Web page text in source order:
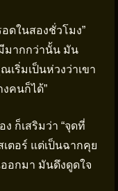
ดในสองชั่วโมง”
มากกว่านั้น มัน
เริ่มเป็นห่วงว่าเขา
คนก็ได้”
ง ก็เสริมว่า “จุดที่
ตอร์ แต่เป็นฉากคุย
กมา มันดึงดูดใจ